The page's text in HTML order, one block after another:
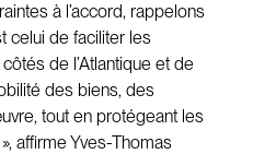
à l’accord, rappelons
celui de faciliter les
de l’Atlantique et de
des biens, des
tout en protégeant les
affirme Yves-Thomas